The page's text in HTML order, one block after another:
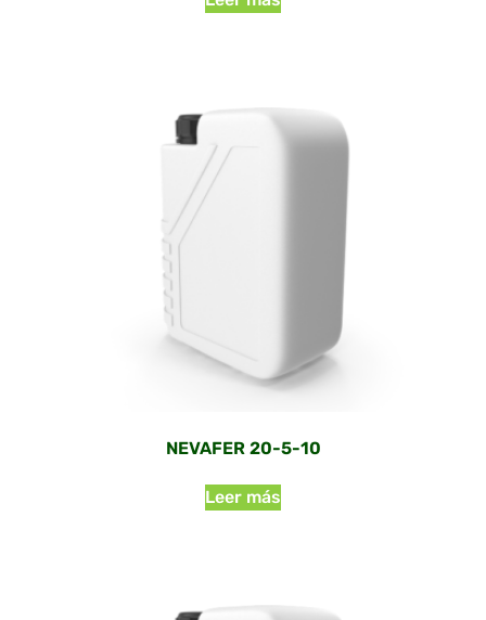
NEVAFER 20-5-10
Leer más